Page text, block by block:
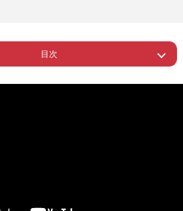
目次
ー 親の金でイキってるだけ